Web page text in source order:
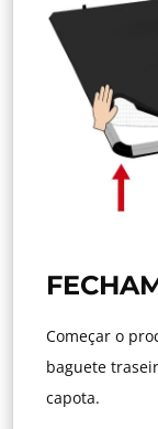
Começar o
baguete
capota.